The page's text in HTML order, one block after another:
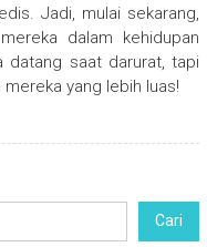
Jadi, mulai sekarang,
dalam kehidupan
datang saat darurat, tapi
yang lebih luas!
Cari